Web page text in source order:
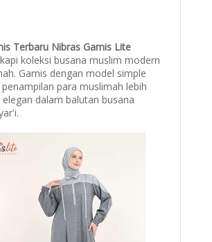
Terbaru Nibras Gamis Lite
koleksi busana muslim modern
Gamis dengan model simple
para muslimah lebih
dalam balutan busana